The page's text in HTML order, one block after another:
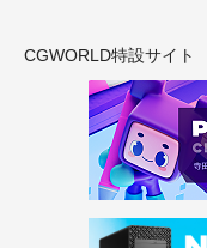
CGWORLD特設サイト